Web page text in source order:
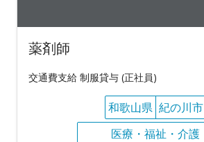
薬剤師
交通費支給 制服貸与 (正社員)
和歌山県 紀の川市
医療・福祉・介護